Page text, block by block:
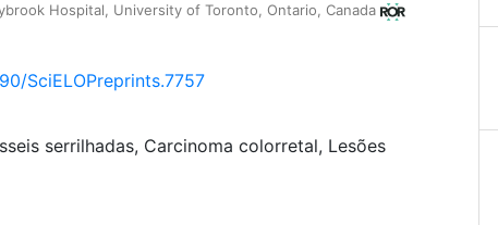
Hospital, University of Toronto, Ontario, Canada
SciELOPreprints.7757
serrilhadas, Carcinoma colorretal, Lesões